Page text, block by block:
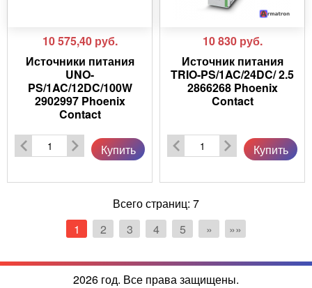
10 575,40 руб.
Источники питания
UNO-
PS/1AC/12DC/100W
2902997 Phoenix
Contact
Купить
10 830 руб.
Источник питания
TRIO-PS/1AC/24DC/ 2.5
2866268 Phoenix
Contact
Купить
Всего страниц: 7
1
2 3 4 5 » »»
2026 год. Все права защищены.